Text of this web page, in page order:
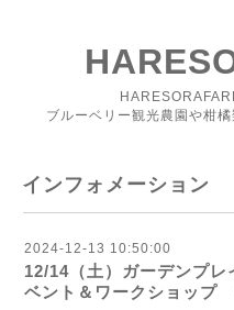
ブルーベリー観光農園や柑
インフォメーション
2024-12-13 10:50:00
12/14（土）ガーデンプ
ベント＆ワークショッ